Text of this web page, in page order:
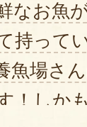
た。父の
なお魚
持って
魚場さ
！しかも